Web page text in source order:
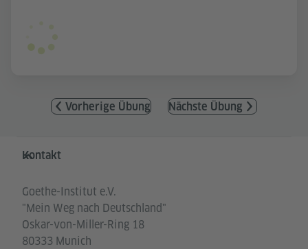
Vorherige Übung Nächste Übung
Service- und Informationsbereich
Kontakt
Goethe-Institut e.V.
"Mein Weg nach Deutschland"
Oskar-von-Miller-Ring 18
80333 Munich